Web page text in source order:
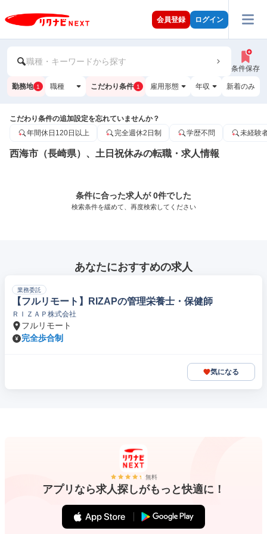
会員登録 ログイン
職種・キーワードから探す
条件保存
勤務地 1 職種 こだわり条件 1 雇用形態 年収 新着のみ
こだわり条件の追加設定を忘れていませんか？
年間休日120日以上
完全週休2日制 学歴不問 未経験
西海市（長崎県）、土日祝休みの転職・求人情報
条件に合った求人が 0件でした
検索条件を緩めて、再度検索してください
あなたにおすすめの求人
業務委託
【フルリモート】RIZAPの管理栄養士・保健師
ＲＩＺＡＰ株式会社
フルリモート
完全歩合制
気になる
無料
アプリなら求人探しがもっと快適に！